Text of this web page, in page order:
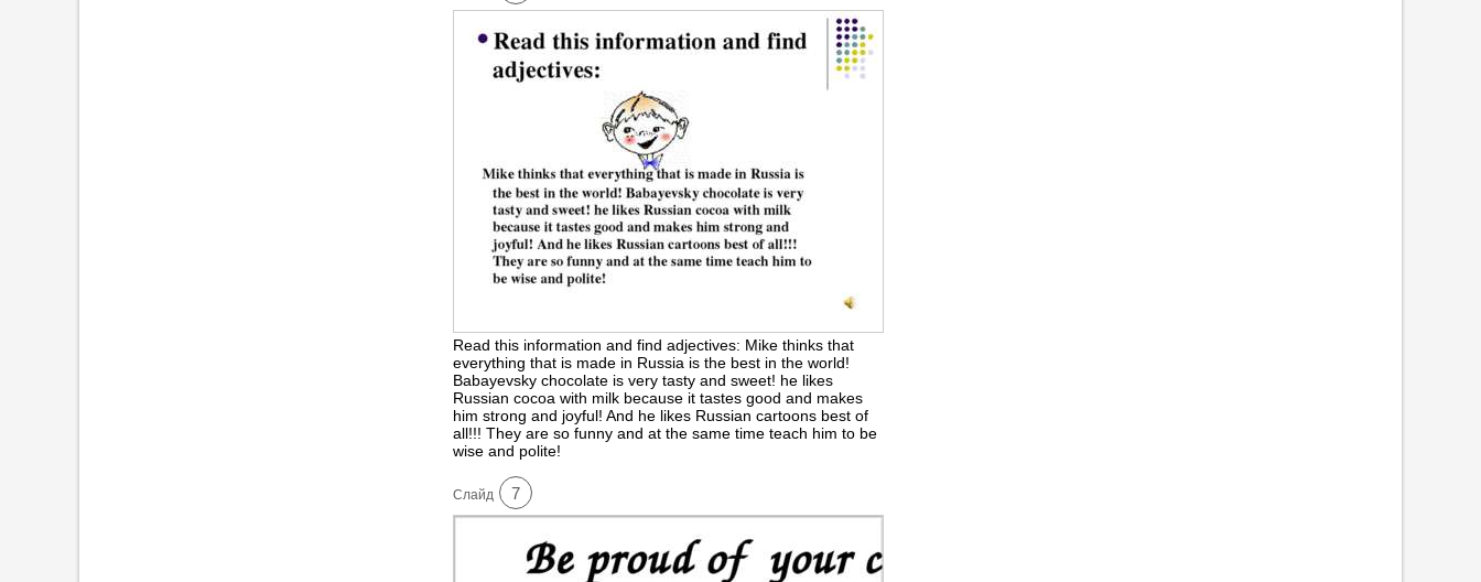
Read this information and find adjectives: Mike thinks that
everything that is made in Russia is the best in the world!
Babayevsky chocolate is very tasty and sweet! he likes
Russian cocoa with milk because it tastes good and makes
him strong and joyful! And he likes Russian cartoons best of
all!!! They are so funny and at the same time teach him to be
wise and polite!
Cлайд 7